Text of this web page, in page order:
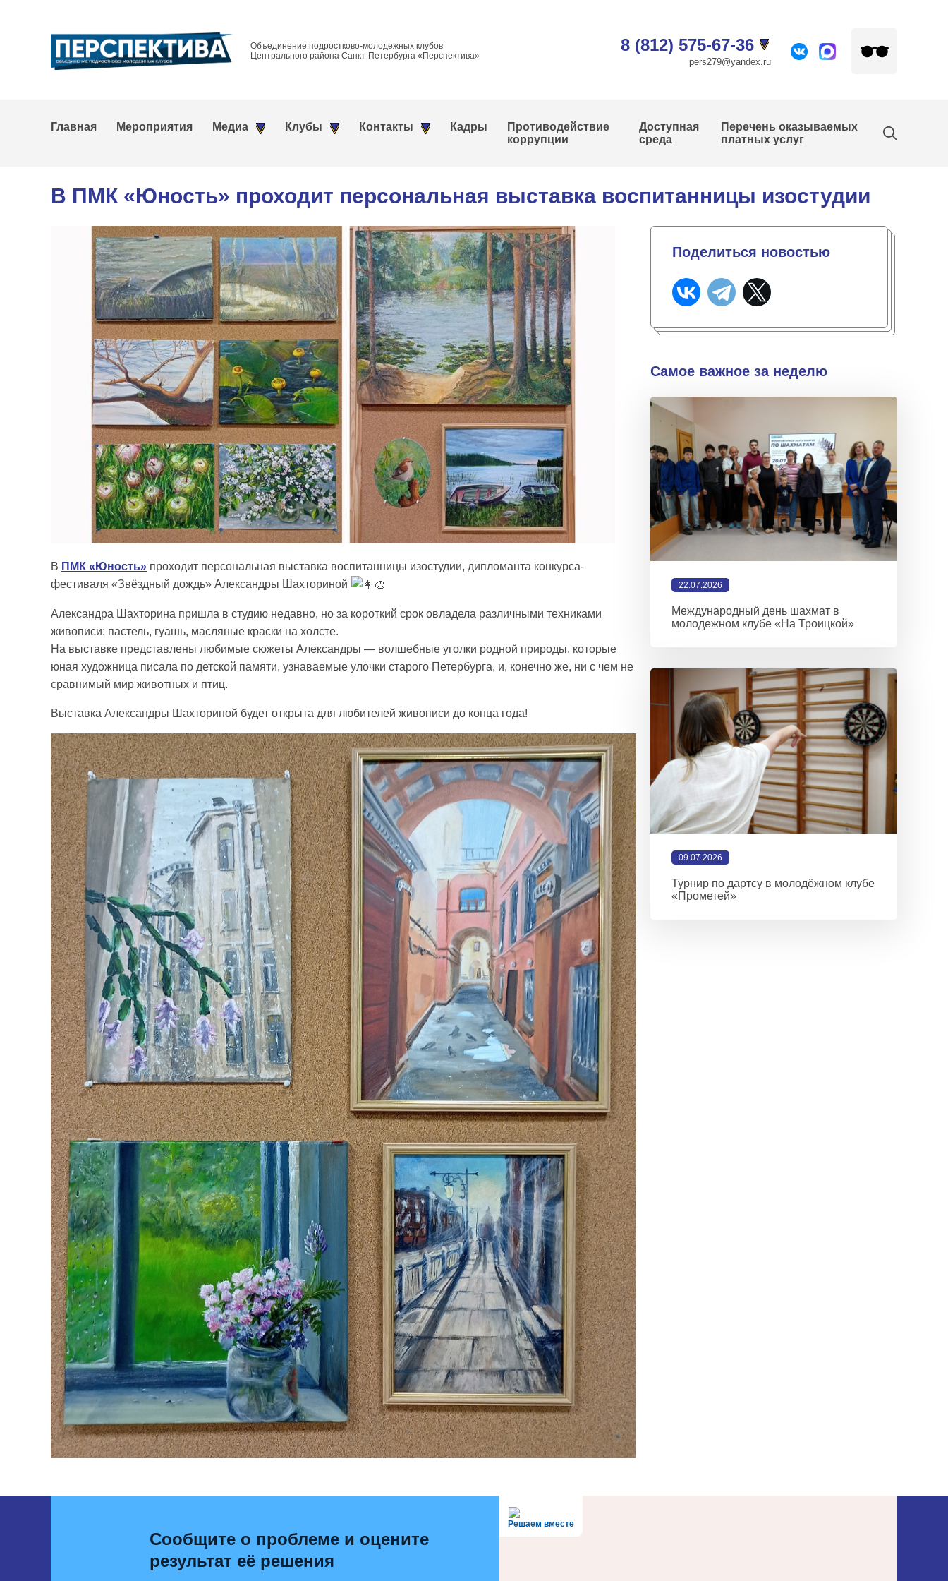
Объединение подростково-молодежных клубов
Центрального района Санкт-Петербурга «Перспектива»
8 (812) 575-67-36
pers279@yandex.ru
Главная Мероприятия Медиа Клубы Контакты Кадры
Противодействие
коррупции
Доступная
среда
Перечень оказываемых
платных услуг
В ПМК «Юность» проходит персональная выставка воспитанницы изостудии
В ПМК «Юность» проходит персональная выставка воспитанницы изостудии, дипломанта конкурса-
фестиваля «Звёздный дождь» Александры Шахториной
Александра Шахторина пришла в студию недавно, но за короткий срок овладела различными техниками
живописи: пастель, гуашь, масляные краски на холсте.
На выставке представлены любимые сюжеты Александры — волшебные уголки родной природы, которые
юная художница писала по детской памяти, узнаваемые улочки старого Петербурга, и, конечно же, ни с чем не
сравнимый мир животных и птиц.
Выставка Александры Шахториной будет открыта для любителей живописи до конца года!
Поделиться новостью
Самое важное за неделю
22.07.2026
Международный день шахмат в
молодежном клубе «На Троицкой»
09.07.2026
Турнир по дартсу в молодёжном клубе
«Прометей»
Решаем вместе
Сообщите о проблеме и оцените
результат её решения